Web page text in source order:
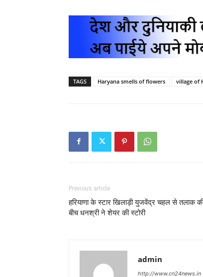
TAGS Haryana smells of flowers village of
Previous article
हरियाणा के स्टार खिलाड़ी युजवेंद्र चहल से तलाक
बीच धनश्री ने शेयर की स्टोरी
admin
http://www.cn24news.in